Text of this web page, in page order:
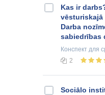
Kas ir
vēsturiskajā
Darba
sabiedrības
Конспект для
2
Sociālo